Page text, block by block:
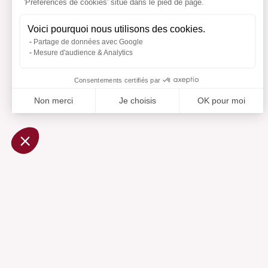
'Préférences de cookies' situé dans le pied de page.
Voici pourquoi nous utilisons des cookies.
Partage de données avec Google
Mesure d'audience & Analytics
Consentements certifiés par
Non merci Je choisis OK pour moi
Notre plateforme vous permet d'adapter et de gérer vos